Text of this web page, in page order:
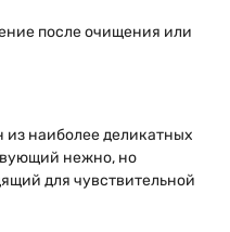
после очищения или
из наиболее деликатных
нежно, но
для чувствительной